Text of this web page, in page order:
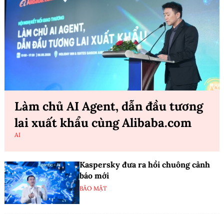
Làm chủ AI Agent, dẫn đầu tương
lai xuất khẩu cùng Alibaba.com
AI
Kaspersky đưa ra hồi chuông cảnh
báo mới
BẢO MẬT